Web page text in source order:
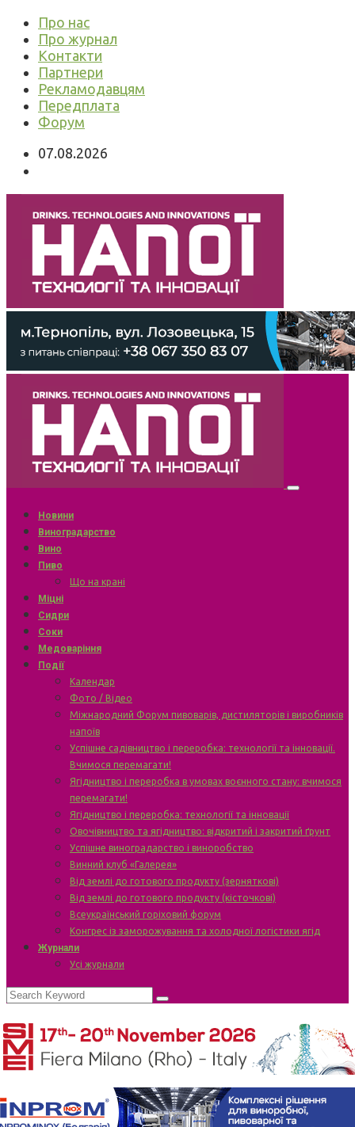
Про нас
Про журнал
Контакти
Партнери
Рекламодавцям
Передплата
Форум
07.08.2026
Новини
Виноградарство
Вино
Пиво
Що на крані
Міцні
Сидри
Соки
Медоваріння
Події
Календар
Фото / Відео
Міжнародний Форум пивоварів, дистиляторів і виробників
напоїв
Успішне садівництво і переробка: технології та інновації.
Вчимося перемагати!
Ягідництво і переробка в умовах воєнного стану: вчимося
перемагати!
Ягідництво і переробка: технології та інновації
Овочівництво та ягідництво: відкритий і закритий ґрунт
Успішне виноградарство і виноробство
Винний клуб «Галерея»
Від землі до готового продукту (зерняткові)
Від землі до готового продукту (кісточкові)
Всеукраїнський горіховий форум
Конгрес із заморожування та холодної логістики ягід
Журнали
Усі журнали